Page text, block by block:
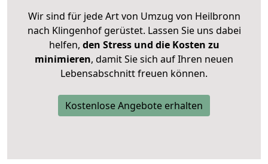
Wir sind für jede Art von Umzug von Heilbronn
nach Klingenhof gerüstet. Lassen Sie uns dabei
helfen, den Stress und die Kosten zu
minimieren, damit Sie sich auf Ihren neuen
Lebensabschnitt freuen können.
Kostenlose Angebote erhalten